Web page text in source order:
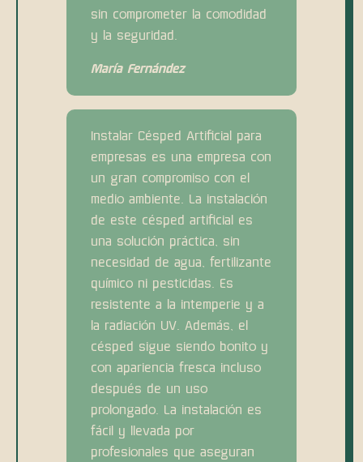
sin comprometer la comodidad
y la seguridad.
María Fernández
Instalar Césped Artificial para
empresas es una empresa con
un gran compromiso con el
medio ambiente. La instalación
de este césped artificial es
una solución práctica, sin
necesidad de agua, fertilizante
químico ni pesticidas. Es
resistente a la intemperie y a
la radiación UV. Además, el
césped sigue siendo bonito y
con apariencia fresca incluso
después de un uso
prolongado. La instalación es
fácil y llevada por
profesionales que aseguran